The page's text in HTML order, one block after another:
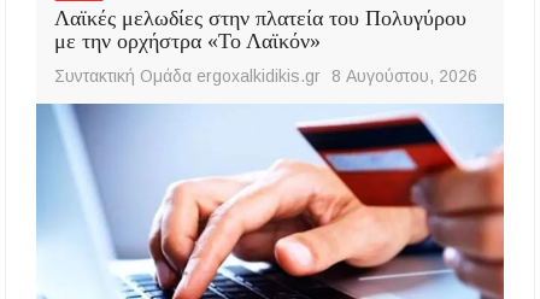
Λαϊκές μελωδίες στην πλατεία του Πολυγύρου
με την ορχήστρα «Το Λαϊκόν»
Συντακτική Ομάδα ergoxalkidikis.gr 8 Αυγούστου, 2026